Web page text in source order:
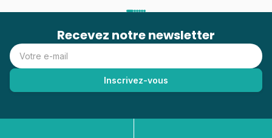
Recevez notre newsletter